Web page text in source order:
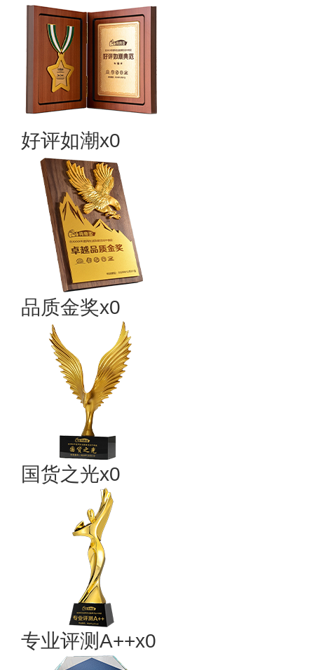
好评如潮x0
品质金奖x0
国货之光x0
专业​评测A++x0